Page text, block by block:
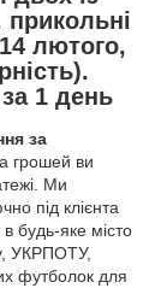
лютого,
1 день
за
грошей ви
Ми
під клієнта
будь-яке місто
УКРПОТУ,
футболок для